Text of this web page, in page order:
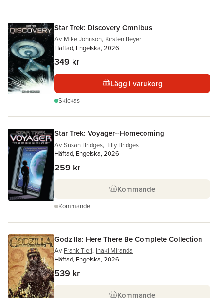
Star Trek: Discovery Omnibus
Av Mike Johnson, Kirsten Beyer
Häftad, Engelska, 2026
349 kr
Lägg i varukorg
Skickas
Star Trek: Voyager--Homecoming
Av Susan Bridges, Tilly Bridges
Häftad, Engelska, 2026
259 kr
Kommande
Kommande
Godzilla: Here There Be Complete Collection
Av Frank Tieri, Inaki Miranda
Häftad, Engelska, 2026
539 kr
Kommande